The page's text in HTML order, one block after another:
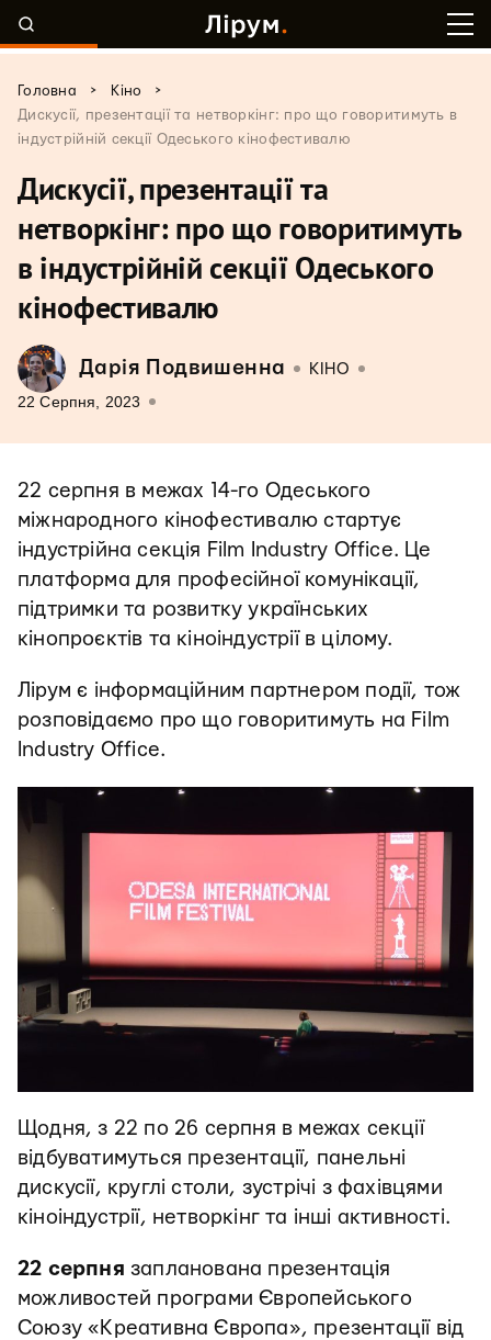
Головна > Кіно
>
Дискусії, презентації та нетворкінг: про що говоритимуть в
індустрійній секції Одеського кінофестивалю
Дискусії, презентації та
нетворкінг: про що говоритимуть
в індустрійній секції Одеського
кінофестивалю
Дарія Подвишенна КІНО
22 Серпня, 2023
22 серпня в межах 14-го Одеського
міжнародного кінофестивалю стартує
індустрійна секція Film Industry Office. Це
платформа для професійної комунікації,
підтримки та розвитку українських
кінопроєктів та кіноіндустрії в цілому.
Лірум є інформаційним партнером події, тож
розповідаємо про що говоритимуть на Film
Industry Office.
Щодня, з 22 по 26 серпня в межах секції
відбуватимуться презентації, панельні
дискусії, круглі столи, зустрічі з фахівцями
кіноіндустрії, нетворкінг та інші активності.
22 серпня запланована презентація
можливостей програми Європейського
Союзу «Креативна Європа», презентації від